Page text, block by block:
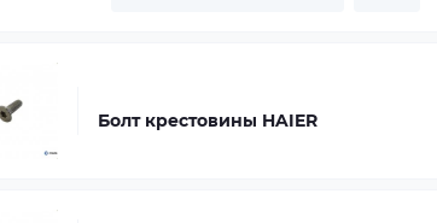
Болт крестовины HAIER